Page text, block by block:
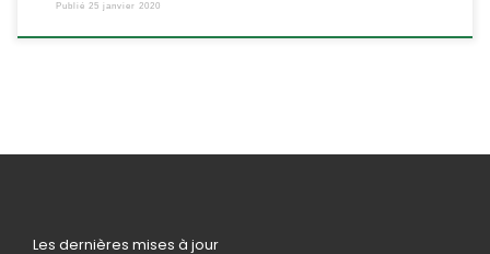
Publié 25 janvier 2020
Les dernières mises à jour